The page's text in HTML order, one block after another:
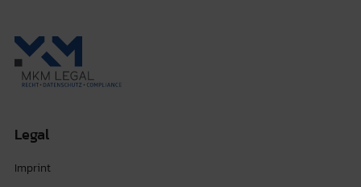
Legal
Imprint